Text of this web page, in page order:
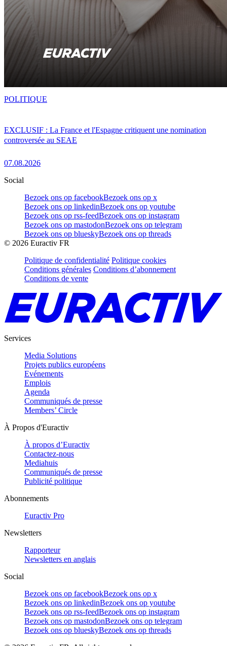
EXCLUSIF : La France et l'Espagne critiquent une nomination
controversée au SEAE
07.08.2026
POLITIQUE
Social
Bezoek ons op facebookBezoek ons op x
Bezoek ons op linkedinBezoek ons op youtube
Bezoek ons op rss-feedBezoek ons op instagram
Bezoek ons op mastodonBezoek ons op telegram
Bezoek ons op blueskyBezoek ons op threads
© 2026 Euractiv FR
Politique de confidentialité Politique cookies
Conditions générales Conditions d’abonnement
Conditions de vente
Services
Media Solutions
Projets publics européens
Evénements
Emplois
Agenda
Communiqués de presse
Members’ Circle
À Propos d'Euractiv
À propos d’Euractiv
Contactez-nous
Mediahuis
Communiqués de presse
Publicité politique
Abonnements
Euractiv Pro
Newsletters
Rapporteur
Newsletters en anglais
Social
Bezoek ons op facebookBezoek ons op x
Bezoek ons op linkedinBezoek ons op youtube
Bezoek ons op rss-feedBezoek ons op instagram
Bezoek ons op mastodonBezoek ons op telegram
Bezoek ons op blueskyBezoek ons op threads